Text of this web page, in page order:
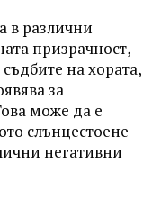
в различни
призрачност,
на хората,
за
може да е
слънцестоене
негативни